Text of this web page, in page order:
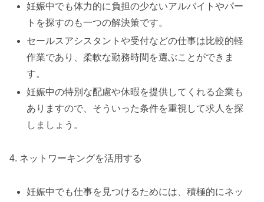
妊娠中でも体力的に負担の少ないアルバイトやパー
トを探すのも一つの解決策です。
セールスアシスタントや受付などの仕事は比較的軽
作業であり、柔軟な勤務時間を選ぶことができま
す。
妊娠中の特別な配慮や休暇を提供してくれる企業も
ありますので、そういった条件を重視して求人を探
しましょう。
4. ネットワーキングを活用する
妊娠中でも仕事を見つけるためには、積極的にネッ